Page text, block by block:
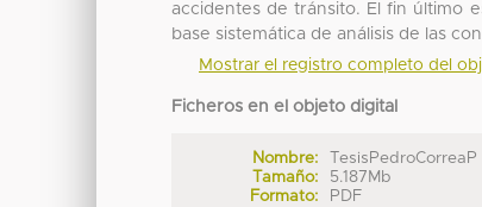
accidentes de tránsito. El fin último
base sistemática de análisis de las
Mostrar el registro completo del
Ficheros en el objeto digital
Nombre:
TesisPedroCorreaP
Tamaño:
5.187Mb
Formato:
PDF